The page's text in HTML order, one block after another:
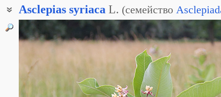
Asclepias syriaca L. (семейство
Ластовень сирийский
Ластовник
Эскулапова трава